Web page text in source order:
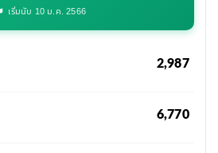
เริ่มนับ 10 ม.ค. 2566
2,987
6,770